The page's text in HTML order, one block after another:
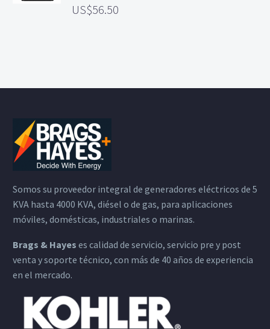
56.50
Somos su proveedor integral de generadores eléctricos de 5
KVA hasta 4000 KVA, diésel o de gas, para aplicaciones
móviles, domésticas, industriales o marinas.
Brags & Hayes es calidad de servicio, servicio pre y post
venta y soporte técnico, con más de 40 años de experiencia
en el mercado.